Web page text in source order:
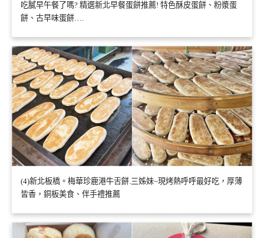
吃膩早午餐了嗎? 精選新北早餐蛋餅推薦! 特色酥皮蛋餅、粉漿蛋
餅、古早味蛋餅….
(4)新北板橋。梅華珍鹿港牛舌餅.三姊妹~現烤熱呼呼最好吃，厚薄
皆香，銅板美食、伴手禮推薦